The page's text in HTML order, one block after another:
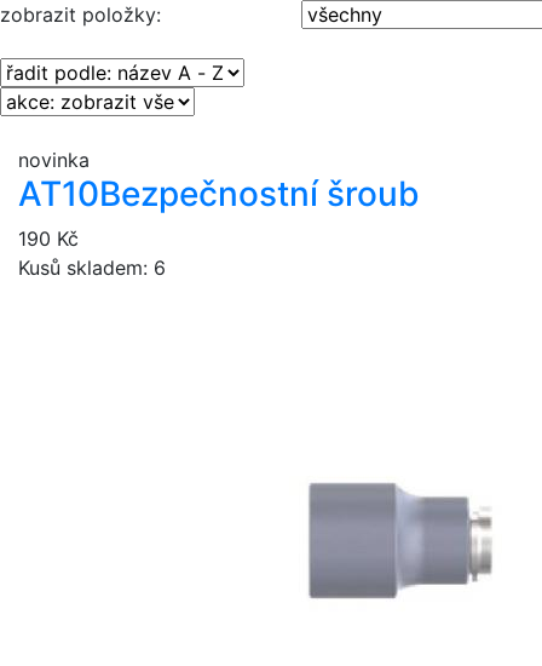
zobrazit položky:
novinka
AT10Bezpečnostní šroub
190 Kč
Kusů skladem: 6